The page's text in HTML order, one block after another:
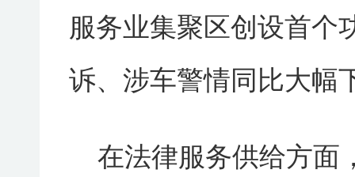
服务业集聚区创设首个
诉、涉车警情同比大幅
在法律服务供给方面